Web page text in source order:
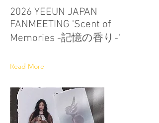
2026 YEEUN JAPAN
FANMEETING 'Scent of
Memories -記憶の香り-'
Read More